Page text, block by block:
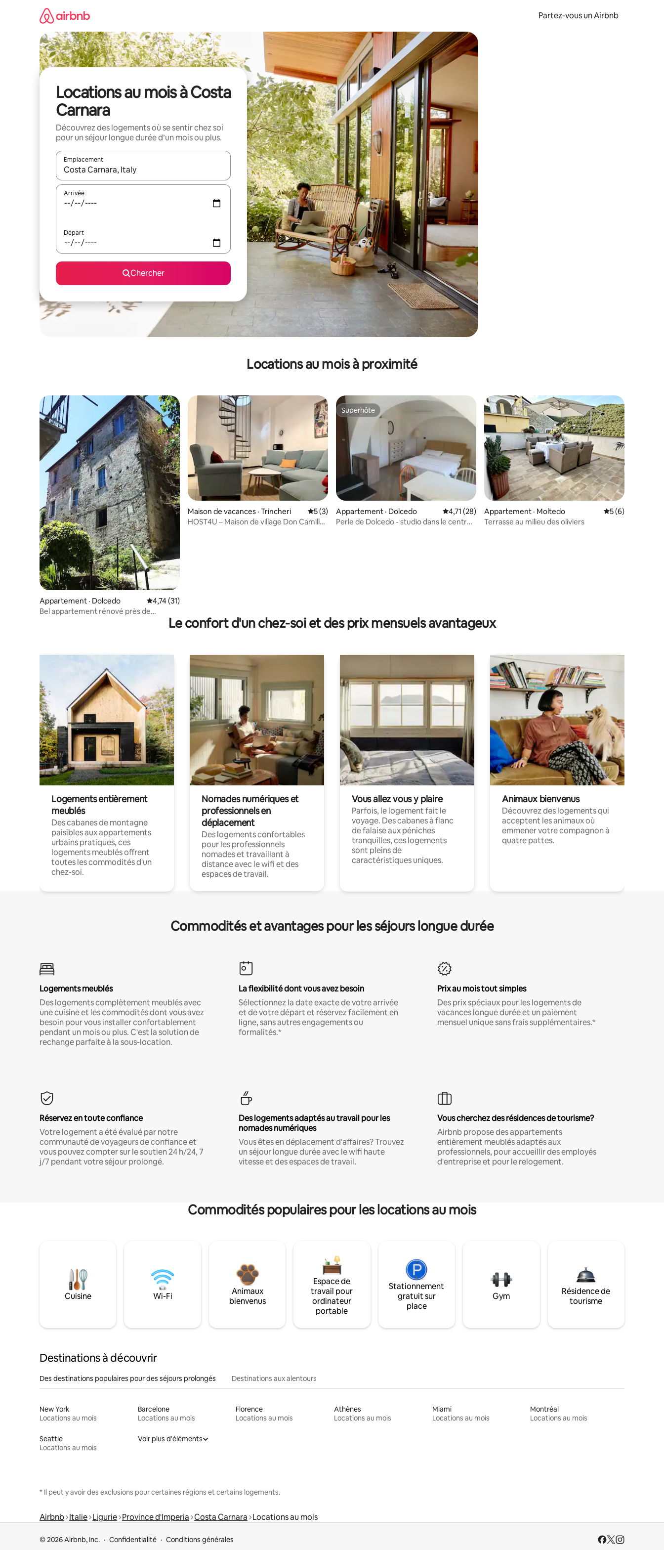
Partez-vous un Airbnb
Locations au mois à Costa
Carnara
Découvrez des logements où se sentir chez soi
pour un séjour longue durée d’un mois ou plus.
Emplacement
Quand les résultats sont affichés, parcourez-les en utilisant les flèches vers le haut et vers le bas, ou en appuyant dessus et en les faisant glisser.
Arrivée
Départ
Chercher
Locations au mois à proximité
Appartement · Dolcedo Note moyenne de 4,74 sur 5, 31 commentaires
4,74 (31)
Bel appartement rénové près de
Maison de vacances · Trincheri Note moyenne de 5 sur 5, 3 commentaires
5 (3)
HOST4U – Maison de village Don Camillo,
Superhôte
Superhôte
Appartement · Dolcedo Note moyenne de 4,71 sur 5, 28 commentaires
4,71 (28)
Perle de Dolcedo - studio dans le centre
Appartement · Moltedo Note moyenne
5 (6)
Terrasse au milieu des oliviers
Le confort d'un chez-soi et des prix mensuels avantageux
Logements entièrement
meublés
Des cabanes de montagne
paisibles aux appartements
urbains pratiques, ces
logements meublés offrent
toutes les commodités d'un
chez-soi.
Nomades numériques et
professionnels en
déplacement
Des logements confortables
pour les professionnels
nomades et travaillant à
distance avec le wifi et des
espaces de travail.
Vous allez vous y plaire
Parfois, le logement fait le
voyage. Des cabanes à flanc
de falaise aux péniches
tranquilles, ces logements
sont pleins de
caractéristiques uniques.
Animaux bienvenus
Découvrez des logements qui
acceptent les animaux où
emmener votre compagnon à
quatre pattes.
Commodités et avantages pour les séjours longue durée
Logements meublés
Des logements complètement meublés avec
une cuisine et les commodités dont vous avez
besoin pour vous installer confortablement
pendant un mois ou plus. C'est la solution de
rechange parfaite à la sous-location.
La flexibilité dont vous avez besoin
Sélectionnez la date exacte de votre arrivée
et de votre départ et réservez facilement en
ligne, sans autres engagements ou
formalités.*
Prix au mois tout simples
Des prix spéciaux pour les logements de
vacances longue durée et un paiement
mensuel unique sans frais supplémentaires.*
Réservez en toute confiance
Votre logement a été évalué par notre
communauté de voyageurs de confiance et
vous pouvez compter sur le soutien 24 h/24, 7
j/7 pendant votre séjour prolongé.
Des logements adaptés au travail pour les
nomades numériques
Vous êtes en déplacement d'affaires? Trouvez
un séjour longue durée avec le wifi haute
vitesse et des espaces de travail.
Vous cherchez des résidences de tourisme?
Airbnb propose des appartements
entièrement meublés adaptés aux
professionnels, pour accueillir des employés
d'entreprise et pour le relogement.
Commodités populaires pour les locations au mois
Cuisine Wi-Fi
Animaux
bienvenus
Espace de
travail pour
ordinateur
portable
Stationnement
gratuit sur
place
Gym
Résidence de
tourisme
Destinations à découvrir
Des destinations populaires pour des séjours prolongés Destinations aux alentours
New York
Locations au mois
Barcelone
Locations au mois
Florence
Locations au mois
Athènes
Locations au mois
Miami
Locations au mois
Montréal
Locations au mois
Seattle
Locations au mois
Voir plus d'éléments
* Il peut y avoir des exclusions pour certaines régions et certains logements.
Airbnb Italie Ligurie Province d'Imperia Costa Carnara Locations au mois
© 2026 Airbnb, Inc. Confidentialité Conditions générales